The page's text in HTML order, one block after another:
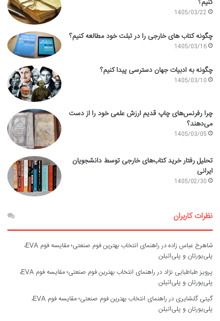
1405/03/22
چگونه کتاب های خارجی را در تبلت خود مطالعه کنیم؟
1405/03/16
چگونه به ادبیات جهان دسترسی پیدا کنیم؟
1405/03/10
چرا رفرنس‌های چاپ قدیم ارزش علمی خود را از دست
می‌دهند؟
1405/03/05
تحلیل رفتار خرید کتاب‌های خارجی توسط دانشجویان
ایرانی
1405/02/30
نظرات کاربران
شاهرخ عباس زادهدر
راهنمای انتخاب بهترین فوم صنعتی؛ مقایسه فوم EVA،
پلی‌یورتان و پلی‌اتیلن
پرویز طباطبایی نژاد در
راهنمای انتخاب بهترین فوم صنعتی؛ مقایسه فوم EVA،
پلی‌یورتان و پلی‌اتیلن
گیتی گلشایری در
راهنمای انتخاب بهترین فوم صنعتی؛ مقایسه فوم EVA،
پلی‌یورتان و پلی‌اتیلن